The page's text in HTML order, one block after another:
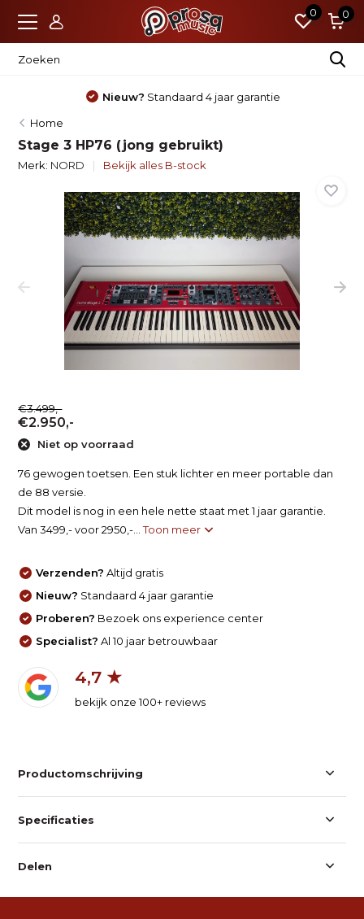
0 0
Nieuw?Standaard 4 jaar garantie
Home
Stage 3 HP76 (jong gebruikt)
Merk: NORD Bekijk alles B-stock
€3.499,-
€2.950,-
Niet op voorraad
76 gewogen toetsen. Een stuk lichter en meer portable dan
de 88 versie.
Dit model is nog in een hele nette staat met 1 jaar garantie.
Van 3499,- voor 2950,-...Toon meer
Verzenden? Altijd gratis
Nieuw? Standaard 4 jaar garantie
Proberen? Bezoek ons experience center
Specialist? Al 10 jaar betrouwbaar
4,7 ★
bekijk onze 100+ reviews
Productomschrijving
Specificaties
Delen